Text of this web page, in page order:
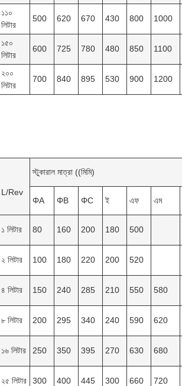
১১০
লিটার
500 620 670 430 800 1000
১৫০
লিটার
600 725 780 480 850 1100
২০০
লিটার
700 840 895 530 900 1200
L/Rev
স্টুকারাল মাত্রা ((মিমি)
ΦA
ΦB ΦC ই এফ এম
১ লিটার 80 160 200 180 500
২ লিটার 100 180 220 200 520
৪ লিটার 150 240 285 210 550 580
৮ লিটার 200 295 340 240 590 620
১৬ লিটার 250 350 395 270 630 680
২৫ লিটার 300 400 445 300 660 720